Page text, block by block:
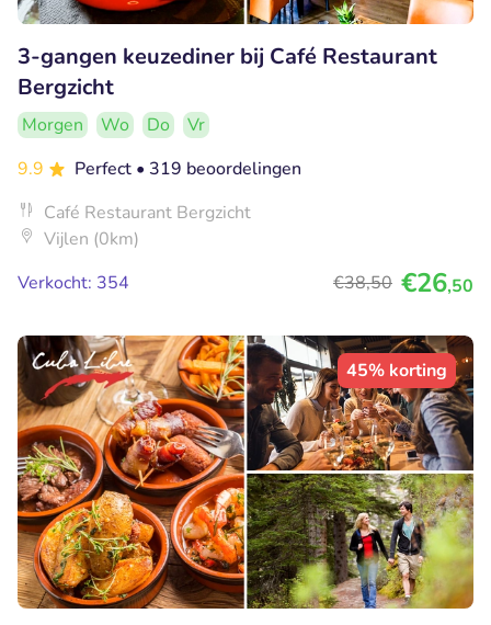
3-gangen keuzediner bij Café Restaurant
Bergzicht
Morgen Wo Do
Vr
9.9
Perfect • 319 beoordelingen
Café Restaurant Bergzicht
Vijlen (0km)
Verkocht: 354
€38,50 €26,50
45% korting